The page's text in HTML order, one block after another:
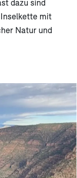
dazu sind
mit
Natur und